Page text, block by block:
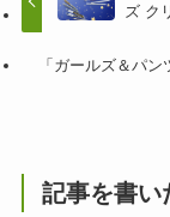
ズ ク
「ガールズ＆パ
記事を書い